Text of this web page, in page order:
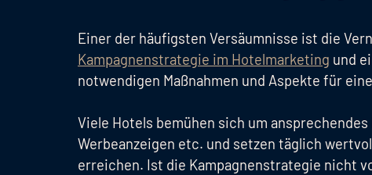
Einer der häufigsten Versäumnisse ist die
Kampagnenstrategie im Hotelmarketing und
notwendigen Maßnahmen und Aspekte für
Viele Hotels bemühen sich um
Werbeanzeigen etc. und setzen täglich
erreichen. Ist die Kampagnenstrategie nicht